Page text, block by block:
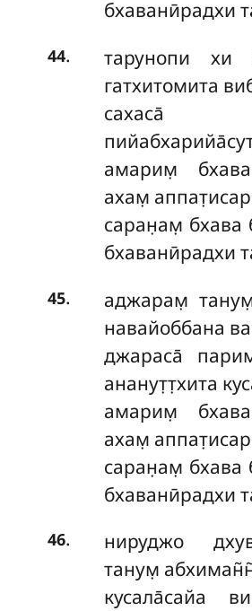
бхаванӣрадхи
44.
тарунопи хи
гатхитомита
сахаса̄
амарим̣
ахам̣
саран̣ам̣
бхаванӣрадхи
45.
аджарам̣
навайоббана
джараса̄
ананут̣т̣хита
амарим̣
ахам̣
саран̣ам̣
бхаванӣрадхи
46.
нируджо
танум̣
кусала̄сайа